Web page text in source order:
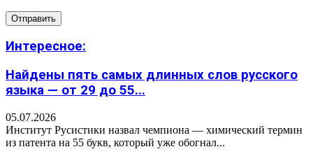
Интересное:
Найдены пять самых длинных слов русского
языка — от 29 до 55...
05.07.2026
Институт Русистики назвал чемпиона — химический термин
из патента на 55 букв, который уже обогнал...